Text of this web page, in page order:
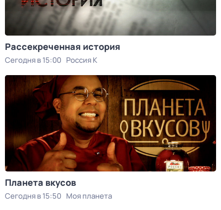
Рассекреченная история
Сегодня в 15:00 Россия К
Планета вкусов
Сегодня в 15:50 Моя планета